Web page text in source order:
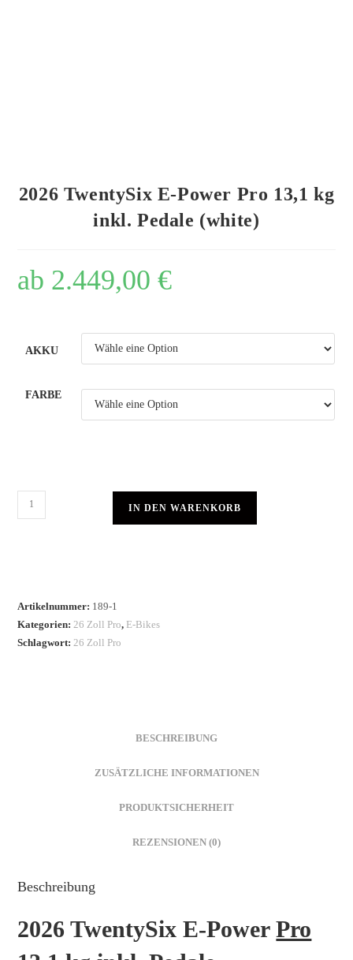
2026 TwentySix E-Power Pro 13,1 kg
inkl. Pedale (white)
ab 2.449,00€
AKKU
FARBE
IN DEN WARENKORB
Artikelnummer: 189-1
Kategorien: 26 Zoll Pro, E-Bikes
Schlagwort: 26 Zoll Pro
BESCHREIBUNG
ZUSÄTZLICHE INFORMATIONEN
PRODUKTSICHERHEIT
REZENSIONEN (0)
Beschreibung
2026 TwentySix E-PowerPro